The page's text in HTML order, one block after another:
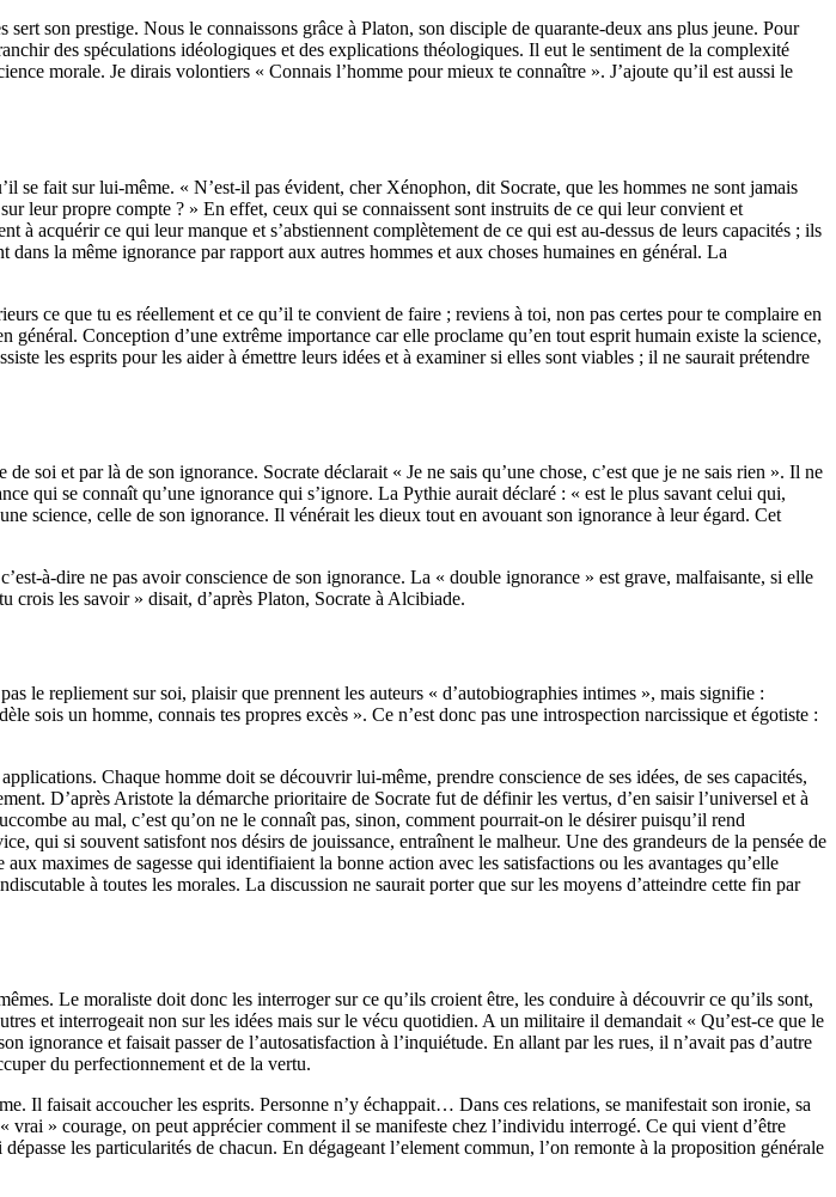
sert son prestige. Nous le connaissons grâce à Platon, son disciple de quarante-deux ans plus jeune. Pour
des spéculations idéologiques et des explications théologiques. Il eut le sentiment de la complexité
morale. Je dirais volontiers « Connais l’homme pour mieux te connaître ». J’ajoute qu’il est aussi le
se fait sur lui-même. « N’est-il pas évident, cher Xénophon, dit Socrate, que les hommes ne sont jamais
leur propre compte ? » En effet, ceux qui se connaissent sont instruits de ce qui leur convient et
à acquérir ce qui leurmanque et s’abstiennent complètement de ce qui est au-dessus de leurs capacités ; ils
la même ignorance par rapport aux autres hommes et aux choses humaines en général. La
ce que tu es réellement et ce qu’il te convient de faire ; reviens à toi, non pas certes pour te complaire en
général. Conception d’une extrême importance car elle proclame qu’en tout esprit humain existe la science,
les esprits pour les aider à émettre leurs idées et à examiner si elles sont viables ; il ne saurait prétendre
de soi et par là de son ignorance. Socrate déclarait « Je ne sais qu’une chose, c’est que je ne sais rien ». Il ne
qui se connaît qu’une ignorance qui s’ignore. La Pythie aurait déclaré : « est le plus savant celui qui,
science, celle de son ignorance. Il vénérait les dieux tout en avouant son ignorance à leur égard. Cet
à-dire ne pas avoir conscience de son ignorance. La « double ignorance » est grave, malfaisante, si elle
crois les savoir » disait, d’après Platon, Socrate à Alcibiade.
le repliement sur soi, plaisir que prennent les auteurs « d’autobiographies intimes », mais signifie :
sois un homme, connais tes propres excès ». Ce n’est donc pas une introspection narcissique et égotiste :
Chaque homme doit se découvrir lui-même, prendre conscience de ses idées, de ses capacités,
D’après Aristote la démarche prioritaire de Socrate fut de définir les vertus, d’en saisir l’universel et à
au mal, c’est qu’on ne le connaît pas, sinon, comment pourrait-on le désirer puisqu’il rend
qui si souvent satisfont nos désirs de jouissance, entraînent le malheur. Une des grandeurs de la pensée de
maximes de sagesse qui identifiaient la bonne action avec les satisfactions ou les avantages qu’elle
à toutes les morales. La discussion ne saurait porter que sur les moyens d’atteindre cette fin par
Le moraliste doit donc les interroger sur ce qu’ils croient être, les conduire à découvrir ce qu’ils sont,
et interrogeait non sur les idées mais sur le vécu quotidien. A un militaire il demandait « Qu’est-ce que le
ignorance et faisait passer de l’autosatisfaction à l’inquiétude. En allant par les rues, il n’avait pas d’autre
du perfectionnement et de la vertu.
Il faisait accoucher les esprits. Personne n’y échappait… Dans ces relations, se manifestait son ironie, sa
vrai » courage, on peut apprécier comment il se manifeste chez l’individu interrogé. Ce qui vient d’être
dépasse les particularités de chacun. En dégageant l’element commun, l’on remonte à la proposition générale